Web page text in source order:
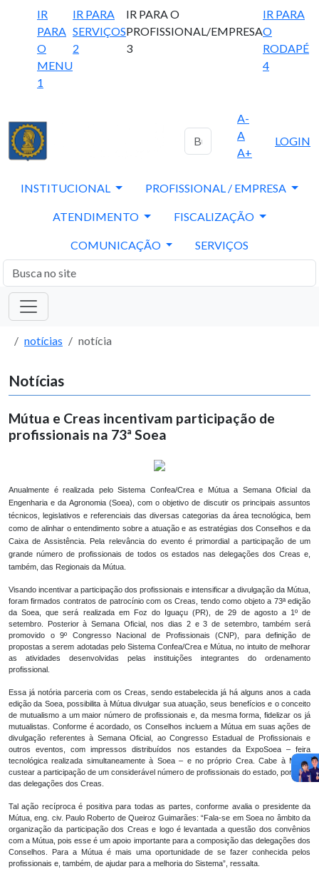
IR
PARA
O
MENU
1
IR PARA
SERVIÇOS
2
IR PARA O
PROFISSIONAL/EMPRESA
3
IR PARA
O
RODAPÉ
4
A-
A
A+
LOGIN
INSTITUCIONAL PROFISSIONAL / EMPRESA
ATENDIMENTO FISCALIZAÇÃO
COMUNICAÇÃO SERVIÇOS
notícias notícia
Notícias
Mútua e Creas incentivam participação de
profissionais na 73ª Soea
Anualmente é realizada pelo Sistema Confea/Crea e Mútua a Semana Oficial da
Engenharia e da Agronomia (Soea), com o objetivo de discutir os principais assuntos
técnicos, legislativos e referenciais das diversas categorias da área tecnológica, bem
como de alinhar o entendimento sobre a atuação e as estratégias dos Conselhos e da
Caixa de Assistência. Pela relevância do evento é primordial a participação de um
grande número de profissionais de todos os estados nas delegações dos Creas e,
também, das Regionais da Mútua.
Visando incentivar a participação dos profissionais e intensificar a divulgação da Mútua,
foram firmados contratos de patrocínio com os Creas, tendo como objeto a 73ª edição
da Soea, que será realizada em Foz do Iguaçu (PR), de 29 de agosto a 1º de
setembro. Posterior à Semana Oficial, nos dias 2 e 3 de setembro, também será
promovido o 9º Congresso Nacional de Profissionais (CNP), para definição de
propostas a serem adotadas pelo Sistema Confea/Crea e Mútua, no intuito de melhorar
as atividades desenvolvidas pelas instituições integrantes do ordenamento
profissional.
Essa já notória parceria com os Creas, sendo estabelecida já há alguns anos a cada
edição da Soea, possibilita à Mútua divulgar sua atuação, seus benefícios e o conceito
de mutualismo a um maior número de profissionais e, da mesma forma, fidelizar os já
mutualistas. Conforme é acordado, os Conselhos incluem a Mútua em suas ações de
divulgação referentes à Semana Oficial, ao Congresso Estadual de Profissionais e
outros eventos, com impressos distribuídos nos estandes da ExpoSoea – feira
tecnológica realizada simultaneamente à Soea – e no próprio Crea. Cabe à Mútua
custear a participação de um considerável número de profissionais do estado, por meio
das delegações dos Creas.
Tal ação recíproca é positiva para todas as partes, conforme avalia o presidente da
Mútua, eng. civ. Paulo Roberto de Queiroz Guimarães: “Fala-se em Soea no âmbito da
organização da participação dos Creas e logo é levantada a questão dos convênios
com a Mútua, pois esse é um apoio importante para a composição das delegações dos
Conselhos. Para a Mútua é mais uma oportunidade de se fazer conhecida pelos
profissionais e, também, de ajudar para a melhoria do Sistema”, ressalta.